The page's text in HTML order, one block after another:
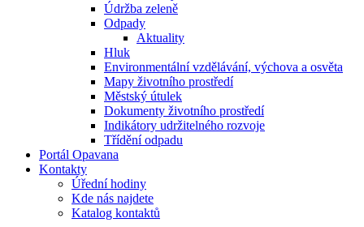
Údržba zeleně
Odpady
Aktuality
Hluk
Environmentální vzdělávání, výchova a osvěta
Mapy životního prostředí
Městský útulek
Dokumenty životního prostředí
Indikátory udržitelného rozvoje
Třídění odpadu
Portál Opavana
Kontakty
Úřední hodiny
Kde nás najdete
Katalog kontaktů